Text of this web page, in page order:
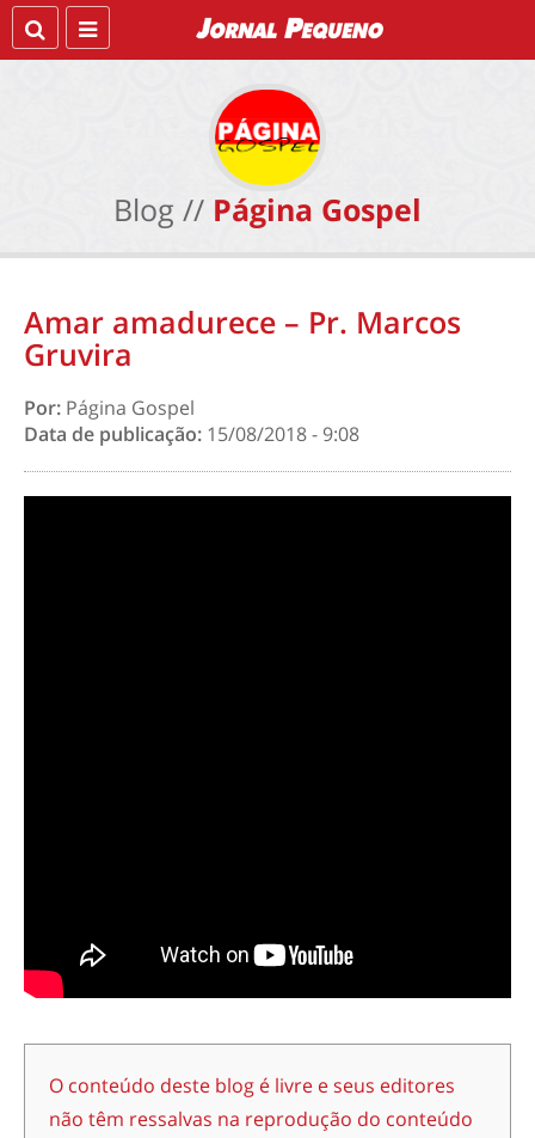
Blog // Página Gospel
Amar amadurece – Pr. Marcos
Gruvira
Por: Página Gospel
Data de publicação: 15/08/2018 - 9:08
O conteúdo deste blog é livre e seus editores
não têm ressalvas na reprodução do conteúdo